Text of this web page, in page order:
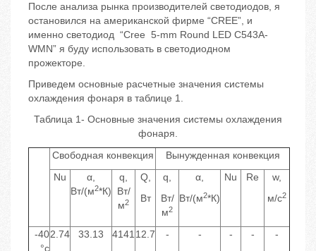
После анализа рынка производителей светодиодов, я
остановился на американской фирме “CREE”, и
именно светодиод “Cree 5-mm Round LED C543A-
WMN” я буду использовать в светодиодном
прожекторе.
Приведем основные расчетные значения системы
охлаждения фонаря в таблице 1.
Таблица 1- Основные значения системы охлаждения
фонаря.
Свободная конвекция
Вынужденная конвекция
Nu
α,
Вт/(м2*К)
q,
Вт/
м2
Q,
Вт
q,
Вт/
м2
α,
Вт/(м2*К)
Nu Re
w,
м/с2
-40
°с
2.74 33.13 414112.7 - - - - -